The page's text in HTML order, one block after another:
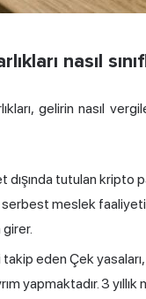
nasıl
gelirin nasıl
dışında tutulan kripto
meslek faaliyeti
eden Çek
yapmaktadır. 3